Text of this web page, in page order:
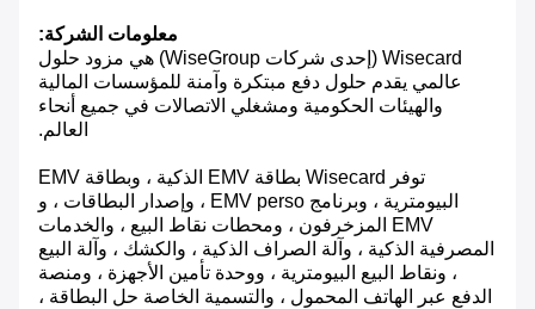
معلومات الشركة:
Wisecard (إحدى شركات WiseGroup) هي مزود حلول
عالمي يقدم حلول دفع مبتكرة وآمنة للمؤسسات المالية
والهيئات الحكومية ومشغلي الاتصالات في جميع أنحاء
العالم.
توفر Wisecard بطاقة EMV الذكية ، وبطاقة EMV
البيومترية ، وبرنامج EMV perso ، وإصدار البطاقات ، و
EMV المزخرفون ، ومحطات نقاط البيع ، والخدمات
المصرفية الذكية ، وآلة الصراف الذكية ، والكشك ، وآلة البيع
، ونقاط البيع البيومترية ، ووحدة تأمين الأجهزة ، ومنصة
الدفع عبر الهاتف المحمول ، والتسمية الخاصة حل البطاقة ،